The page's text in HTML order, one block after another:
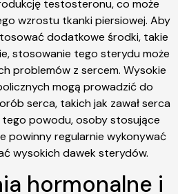
testosteronu, co może
wzrostu tkanki piersiowej. Aby
dodatkowe środki, takie
stosowanie tego sterydu może
problemów z sercem. Wysokie
mogą prowadzić do
serca, takich jak zawał serca
powodu, osoby stosujące
powinny regularnie wykonywać
wysokich dawek sterydów.
hormonalne i